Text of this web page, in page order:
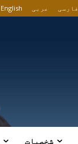
English عربی فارسی
شخصیات